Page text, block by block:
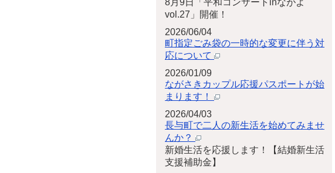
8月9日「平和コンサートinながよ
vol.27」開催！
2026/06/04
町指定ごみ袋の一時的な変更に伴う対
応について
2026/01/09
ながさきカップル応援パスポートが始
まります！
2026/04/03
長与町で二人の新生活を始めてみませ
んか？
新婚生活を応援します！【結婚新生活
支援補助金】